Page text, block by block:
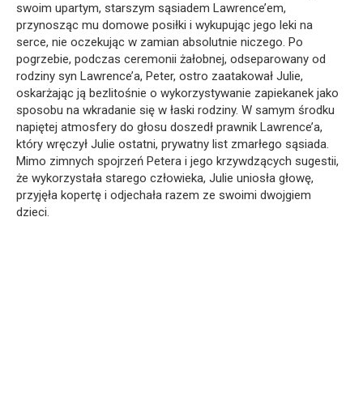
swoim upartym, starszym sąsiadem Lawrence’em,
przynosząc mu domowe posiłki i wykupując jego leki na
serce, nie oczekując w zamian absolutnie niczego. Po
pogrzebie, podczas ceremonii żałobnej, odseparowany od
rodziny syn Lawrence’a, Peter, ostro zaatakował Julie,
oskarżając ją bezlitośnie o wykorzystywanie zapiekanek jako
sposobu na wkradanie się w łaski rodziny. W samym środku
napiętej atmosfery do głosu doszedł prawnik Lawrence’a,
który wręczył Julie ostatni, prywatny list zmarłego sąsiada.
Mimo zimnych spojrzeń Petera i jego krzywdzących sugestii,
że wykorzystała starego człowieka, Julie uniosła głowę,
przyjęła kopertę i odjechała razem ze swoimi dwojgiem
dzieci.